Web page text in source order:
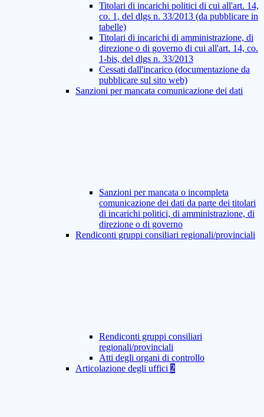
Titolari di incarichi politici di cui all'art. 14,
co. 1, del dlgs n. 33/2013 (da pubblicare in
tabelle)
Titolari di incarichi di amministrazione, di
direzione o di governo di cui all'art. 14, co.
1-bis, del dlgs n. 33/2013
Cessati dall'incarico (documentazione da
pubblicare sul sito web)
Sanzioni per mancata comunicazione dei dati
Sanzioni per mancata o incompleta
comunicazione dei dati da parte dei titolari
di incarichi politici, di amministrazione, di
direzione o di governo
Rendiconti gruppi consiliari regionali/provinciali
Rendiconti gruppi consiliari
regionali/provinciali
Atti degli organi di controllo
Articolazione degli uffici 2